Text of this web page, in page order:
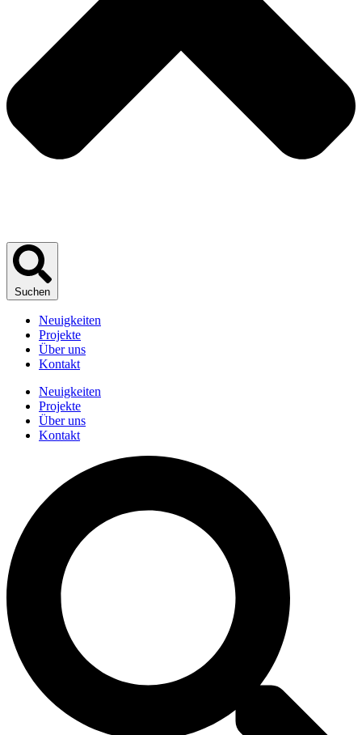
Suchen
Neuigkeiten
Projekte
Über uns
Kontakt
Neuigkeiten
Projekte
Über uns
Kontakt